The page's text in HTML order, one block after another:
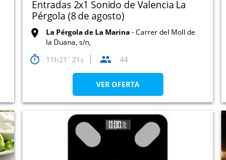
Entradas 2x1 Sonido de Valencia La
Pérgola (8 de agosto)
La Pérgola de La Marina Carrer del Moll de
la Duana, s/n,
11
21 20 44
VER OFERTA